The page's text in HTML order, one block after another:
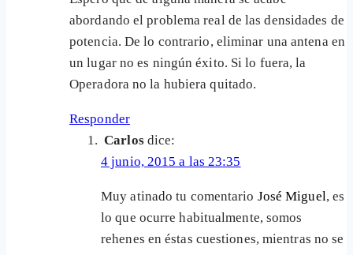
abordando el problema real de las densidades de
potencia. De lo contrario, eliminar una antena en
un lugar no es ningún éxito. Si lo fuera, la
Operadora no la hubiera quitado.
Responder
Carlos dice:
4 junio, 2015 a las 23:35
Muy atinado tu comentario José Miguel, es
lo que ocurre habitualmente, somos
rehenes en éstas cuestiones, mientras no se